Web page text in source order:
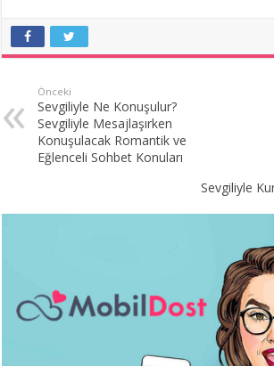
Önceki
Sevgiliyle Ne Konuşulur?
Sevgiliyle Mesajlaşırken
Konuşulacak Romantik ve
Eğlenceli Sohbet Konuları
Sevgiliyle